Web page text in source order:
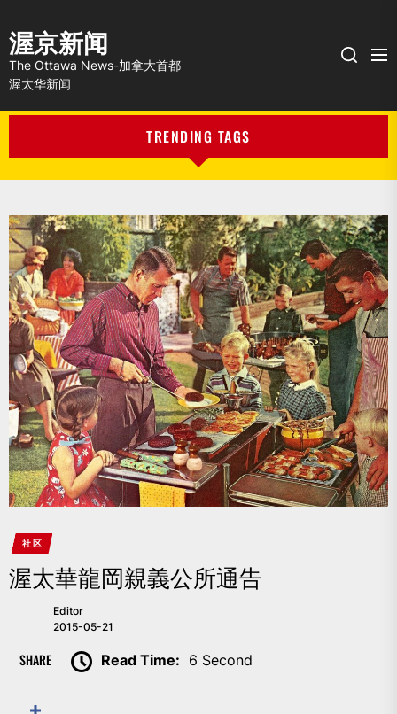
渥京新闻
The Ottawa News-加拿大首都
渥太华新闻
Search
TRENDING TAGS
社区
渥太華龍岡親義公所通告
Editor
2015-05-21
SHARE Read Time: 6 Second